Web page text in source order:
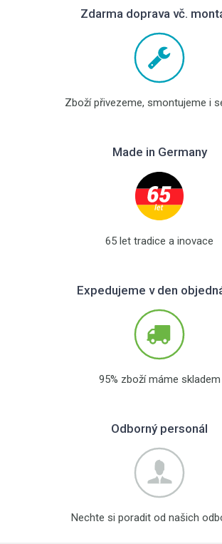
Zdarma doprava vč.
Zboží přivezeme, smontujeme i
Made in Germany
65 let tradice a inovace
Expedujeme v den
95% zboží máme skladem
Odborný personál
Nechte si poradit od našich